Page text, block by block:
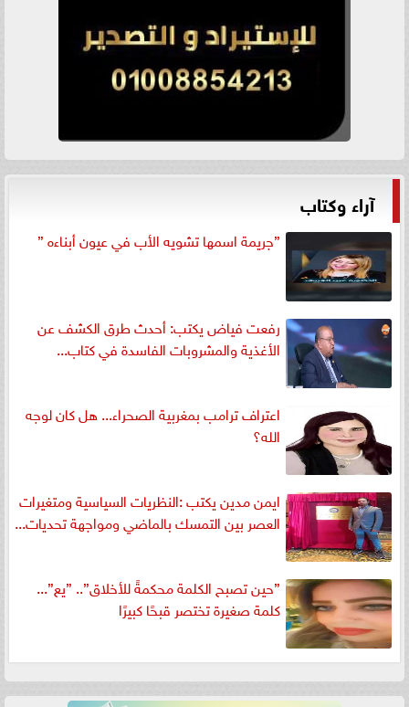
آراء وكتاب
”جريمة اسمها تشويه الأب في عيون أبناءه ”
رفعت فياض يكتب: أحدث طرق الكشف عن
الأغذية والمشروبات الفاسدة في كتاب...
اعتراف ترامب بمغربية الصحراء... هل كان لوجه
الله؟
ايمن مدين يكتب :النظريات السياسية ومتغيرات
العصر بين التمسك بالماضي ومواجهة تحديات...
”حين تصبح الكلمة محكمةً للأخلاق”.. ”يع”...
كلمة صغيرة تختصر قبحًا كبيرًا